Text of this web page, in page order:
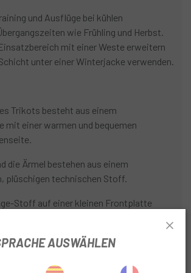
und Ausflüge bei kühlen
wie Frühling und Herbst.
mit einer Weste erweitern
unter einer Winterjacke verwenden.
Trikots besteht aus einem
mit einer warmen und bequemen
die Ärmel bestehen aus einem
plüschigen technischen Stoff.
Stoff auf einer kleinen Frontplatte
anatomisch optimiert und passen sich
AUSWÄHLEN